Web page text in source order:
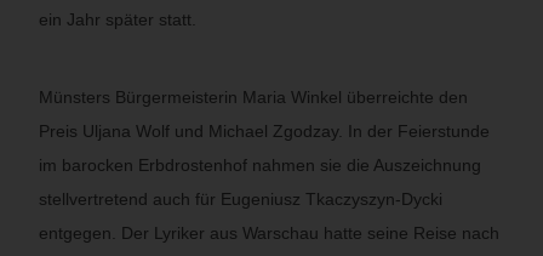
ein Jahr später statt.
Münsters Bürgermeisterin Maria Winkel überreichte den
Preis Uljana Wolf und Michael Zgodzay. In der Feierstunde
im barocken Erbdrostenhof nahmen sie die Auszeichnung
stellvertretend auch für Eugeniusz Tkaczyszyn-Dycki
entgegen. Der Lyriker aus Warschau hatte seine Reise nach